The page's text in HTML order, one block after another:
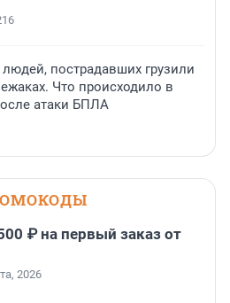
людей, пострадавших грузили
Что происходило в
атаки БПЛА
₽ на первый заказ от
2026